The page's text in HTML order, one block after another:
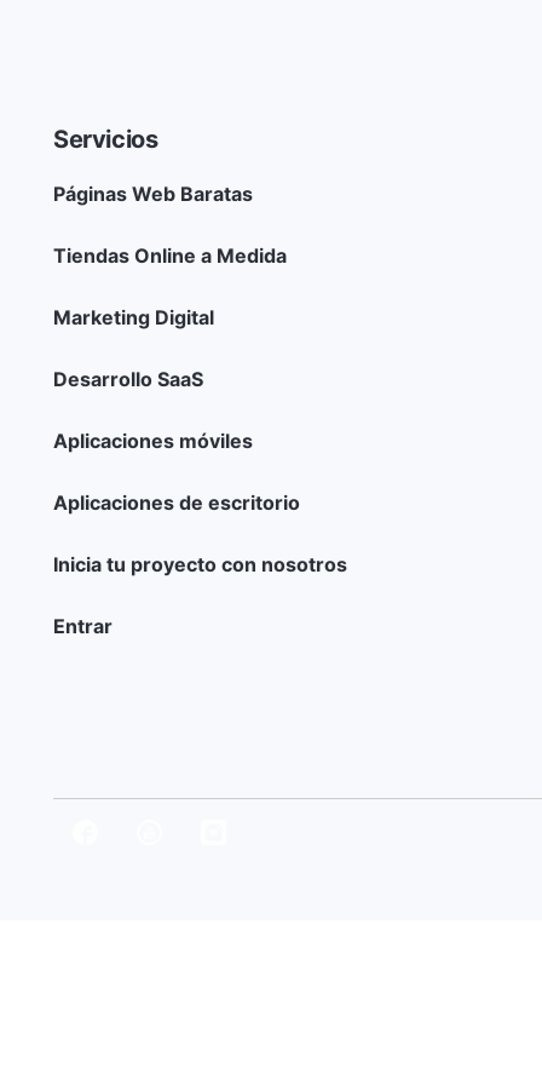
Servicios
Páginas Web Baratas
Tiendas Online a Medida
Marketing Digital
Desarrollo SaaS
Aplicaciones móviles
Aplicaciones de escritorio
Inicia tu proyecto con nosotros
Entrar